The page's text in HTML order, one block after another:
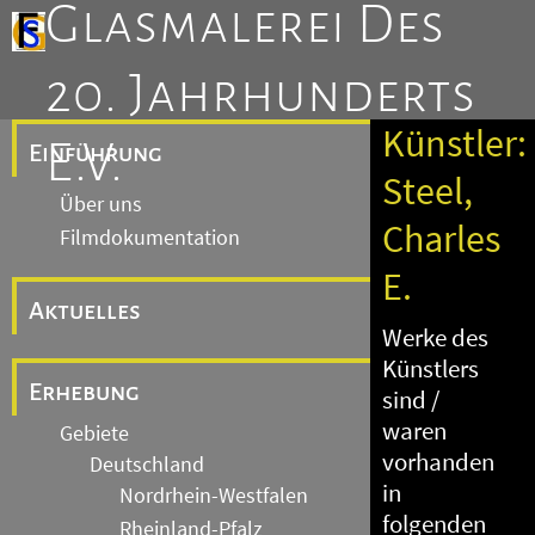
Glasmalerei Des
20. Jahrhunderts
E.V.
Einführung
Über uns
Filmdokumentation
Aktuelles
Erhebung
Gebiete
Deutschland
Nordrhein-Westfalen
Rheinland-Pfalz
Künstler:
Steel,
Charles
E.
Werke des
Künstlers
sind /
waren
vorhanden
in
folgenden